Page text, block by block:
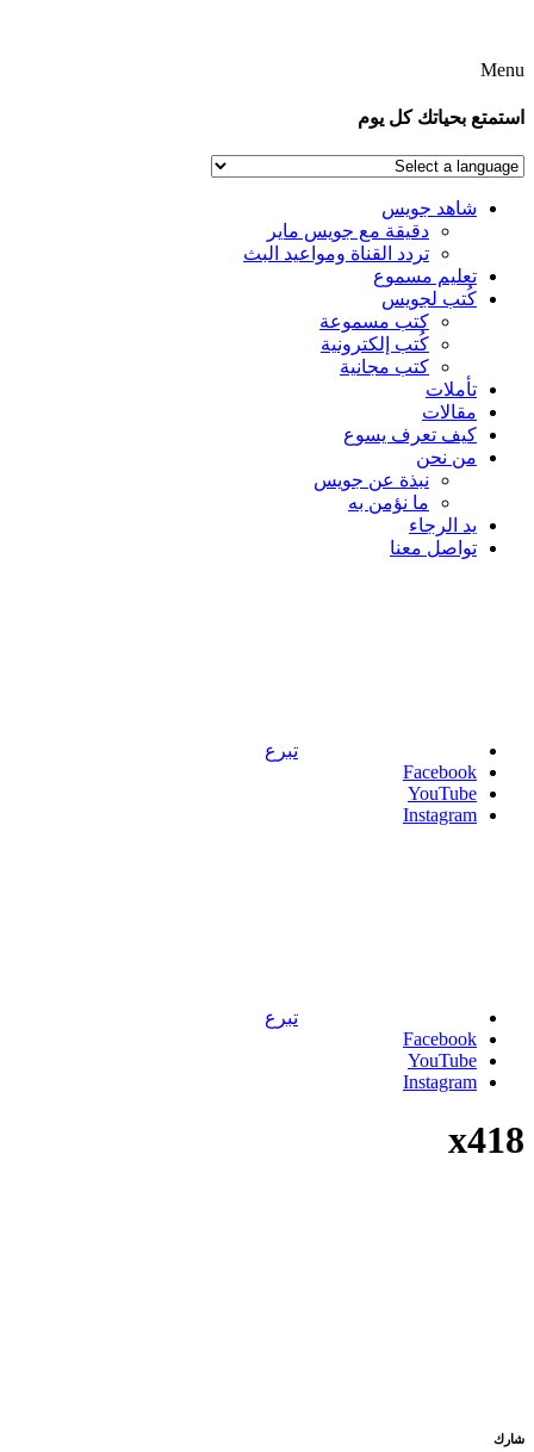
Menu
استمتع بحياتك كل يوم
شاهد جويس
دقيقة مع جويس ماير
تردد القناة ومواعيد البث
تعليم مسموع
كُتب لجويس
كتب مسموعة
كُتب إلكترونية
كتب مجانية
تأملات
مقالات
كيف تعرف يسوع
من نحن
نبذة عن جويس
ما نؤمن به
يد الرجاء
تواصل معنا
تبرع
Facebook
YouTube
Instagram
تبرع
Facebook
YouTube
Instagram
x418
شارك